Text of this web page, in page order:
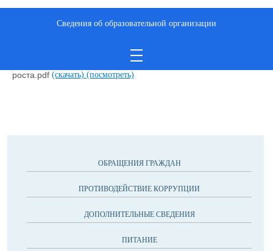
Приказ № 43-Д от 18.04.2019 О создании Центра
образования цифрового и гуманитарного профилей Точка
роста.pdf (скачать) (посмотреть)
ОБРАЩЕНИЯ ГРАЖДАН
ПРОТИВОДЕЙСТВИЕ КОРРУПЦИИ
ДОПОЛНИТЕЛЬНЫЕ СВЕДЕНИЯ
ПИТАНИЕ
Сведения об образовательной организации